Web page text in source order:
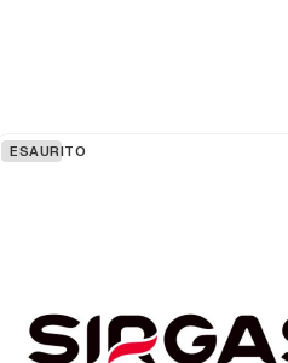
ESAURITO